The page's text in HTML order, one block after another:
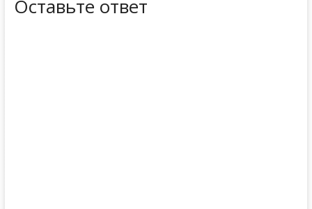
Оставьте ответ